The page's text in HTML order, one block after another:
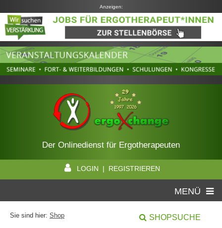
Anzeigen:
Der Onlinedienst für Ergotherapeuten
LOGIN | REGISTRIEREN
MENÜ
Sie sind hier: Shop SHOPSUCHE